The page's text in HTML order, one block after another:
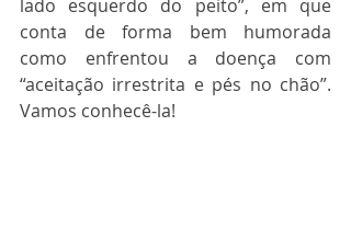
lado esquerdo do peito”, em que
conta de forma bem humorada
como enfrentou a doença com
“aceitação irrestrita e pés no chão”.
Vamos conhecê-la!